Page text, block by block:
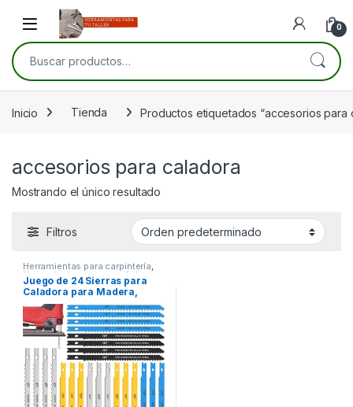
Skip to navigation
Skip to content
Open 0
Buscar por:
Inicio Tienda Productos etiquetados “accesorios para
accesorios para caladora
Mostrando el único resultado
Filtros
Herramientas para carpintería,
Herramientas para mecánica
Juego de 24 Sierras para
Caladora para Madera,
Plástico y Metales No
Ferrosos